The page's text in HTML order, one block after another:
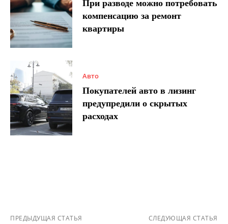
При разводе можно потребовать
компенсацию за ремонт
квартиры
Авто
Покупателей авто в лизинг
предупредили о скрытых
расходах
ПРЕДЫДУЩАЯ СТАТЬЯ СЛЕДУЮЩАЯ СТАТЬЯ